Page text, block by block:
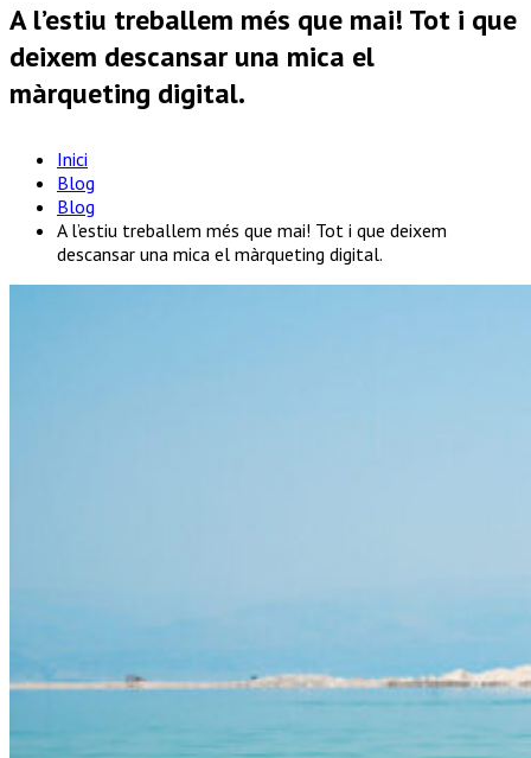
A l’estiu treballem més que mai! Tot i que
deixem descansar una mica el
màrqueting digital.
Inici
Blog
Blog
A l’estiu treballem més que mai! Tot i que deixem
descansar una mica el màrqueting digital.